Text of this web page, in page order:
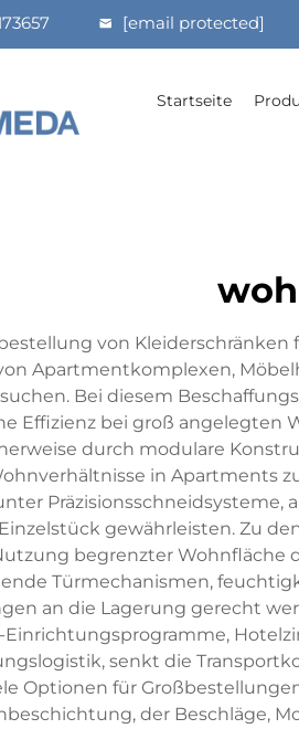
[email protected]
Startseite
von
Apartmentkomplexen,
Bei diesem
Effizienz bei groß angelegten
durch modulare
in Apartments
gewährleisten. Zu
begrenzter Wohnfläche
Türmechanismen,
an die Lagerung gerecht
senkt die
Optionen für
der Beschläge,